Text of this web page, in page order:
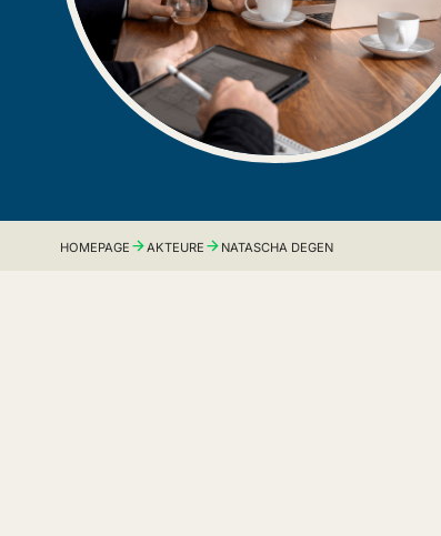
HOMEPAGE AKTEURE NATASCHA DEGEN